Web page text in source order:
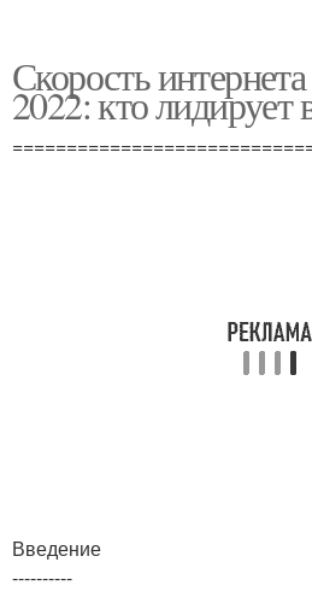
образование
Страны для увеличения
Скорость
2022: кто лидирует
Введение
----------